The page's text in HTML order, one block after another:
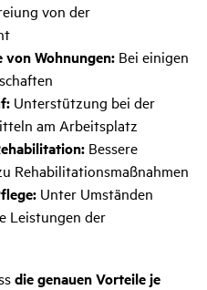
von der
von Wohnungen: Bei einigen
Unterstützung bei der
am Arbeitsplatz
Bessere
Rehabilitationsmaßnahmen
Unter Umständen
Leistungen der
die genauen Vorteile je